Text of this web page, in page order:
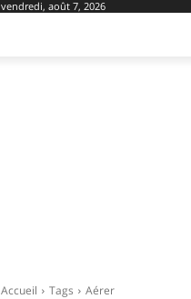
vendredi, août 7, 2026
Accueil Tags Aérer